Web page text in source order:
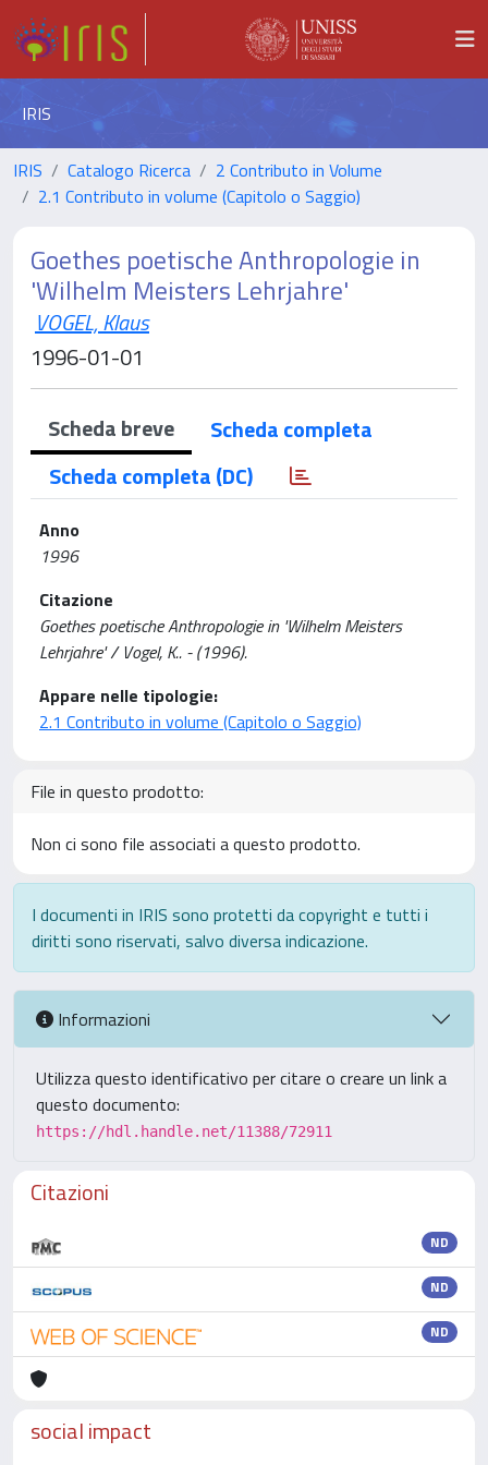
IRIS
IRIS Catalogo Ricerca
2 Contributo in Volume
2.1 Contributo in volume (Capitolo o Saggio)
Goethes poetische Anthropologie in
'Wilhelm Meisters Lehrjahre'
VOGEL, Klaus
1996-01-01
Scheda breve
Scheda completa
Scheda completa (DC)
Anno
1996
Citazione
Goethes poetische Anthropologie in 'Wilhelm Meisters
Lehrjahre' / Vogel, K.. - (1996).
Appare nelle tipologie:
2.1 Contributo in volume (Capitolo o Saggio)
File in questo prodotto:
Non ci sono file associati a questo prodotto.
I documenti in IRIS sono protetti da copyright e tutti i
diritti sono riservati, salvo diversa indicazione.
Informazioni
Utilizza questo identificativo per citare o creare un link a
questo documento:
https://hdl.handle.net/11388/72911
Citazioni
ND
ND
ND
social impact